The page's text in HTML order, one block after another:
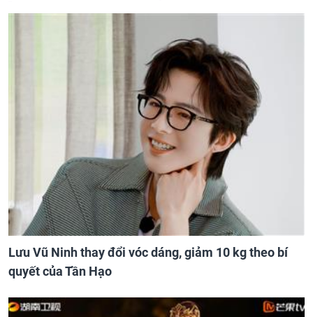
Lưu Vũ Ninh thay đổi vóc dáng, giảm 10 kg theo bí
quyết của Tần Hạo